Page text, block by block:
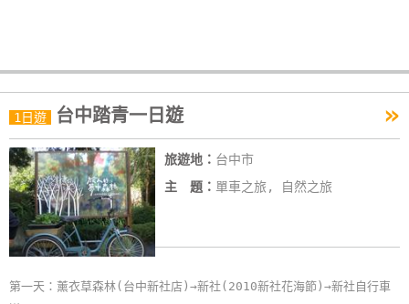
1日遊 台中踏青一日遊 »
旅遊地： 台中市
主 題： 單車之旅, 自然之旅
第一天：薰衣草森林(台中新社店)→新社(2010新社花海節)→新社自行車